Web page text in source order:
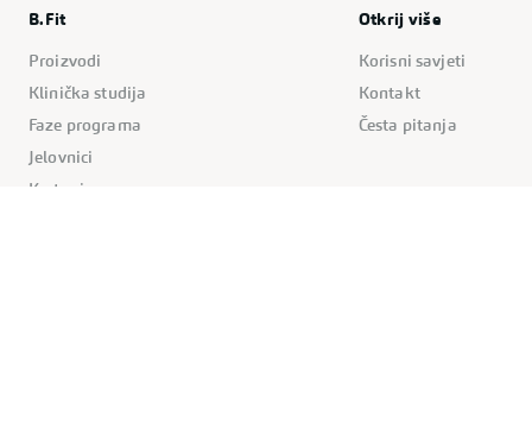
B.Fit
Proizvodi
Klinička studija
Faze programa
Jelovnici
Kretanje
Otkrij više
Korisni savjeti
Kontakt
Česta pitanja